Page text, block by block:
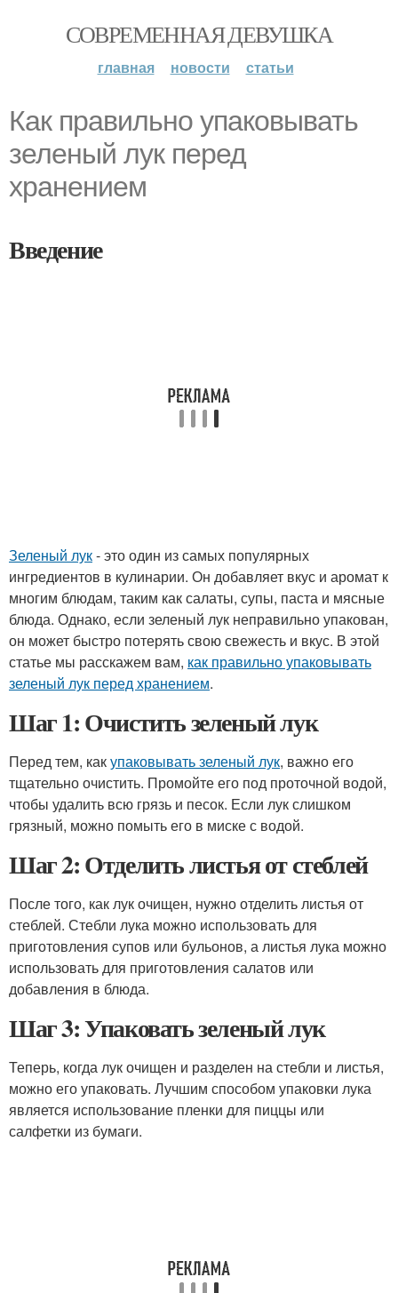
СОВРЕМЕННАЯ ДЕВУШКА
главная новости статьи
Как правильно упаковывать
зеленый лук перед
хранением
Введение
Зеленый лук- это один из самых популярных
ингредиентов в кулинарии. Он добавляет вкус и аромат к
многим блюдам, таким как салаты, супы, паста и мясные
блюда. Однако, если зеленый лук неправильно упакован,
он может быстро потерять свою свежесть и вкус. В этой
статье мы расскажем вам, как правильно упаковывать
зеленый лук перед хранением.
Шаг 1: Очистить зеленый лук
Перед тем, какупаковывать зеленый лук, важно его
тщательно очистить. Промойте его под проточной водой,
чтобы удалить всю грязь и песок. Если лук слишком
грязный, можно помыть его в миске с водой.
Шаг 2: Отделить листья от стеблей
После того, как лук очищен, нужно отделить листья от
стеблей. Стебли лука можно использовать для
приготовления супов или бульонов, а листья лука можно
использовать для приготовления салатов или
добавления в блюда.
Шаг 3: Упаковать зеленый лук
Теперь, когда лук очищен и разделен на стебли и листья,
можно его упаковать. Лучшим способом упаковки лука
является использование пленки для пиццы или
салфетки из бумаги.